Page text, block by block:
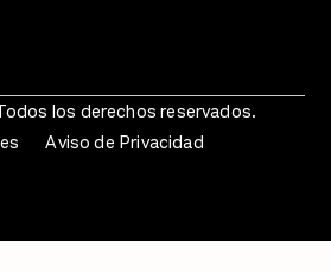
los derechos reservados.
Aviso de Privacidad